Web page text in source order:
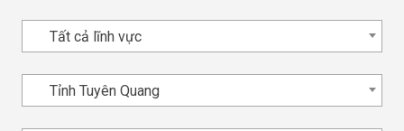
Tất cả lĩnh vực
Tỉnh Tuyên Quang